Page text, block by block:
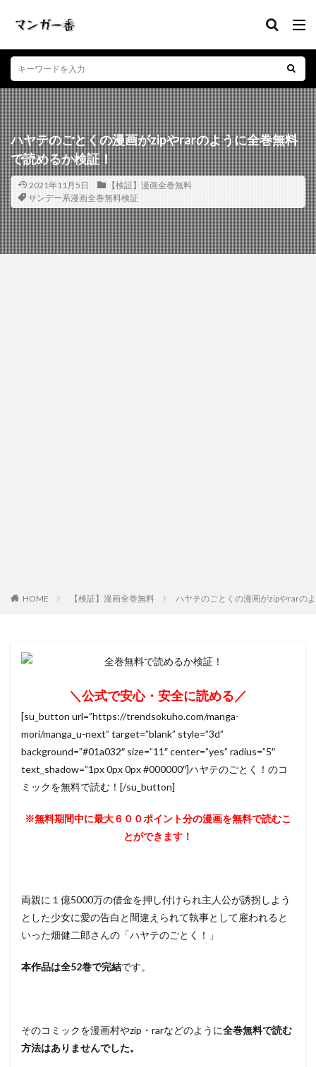
ハヤテのごとくの漫画がzipやrarのように全巻無料
で読めるか検証！
2021年11月5日
【検証】漫画全巻無料
サンデー系漫画全巻無料検証
HOME 【検証】漫画全巻無料 ハヤテのごとくの漫画がzipやrarの
＼公式で安心・安全に読める／
[su_button url=”https://trendsokuho.com/manga-
mori/manga_u-next” target=”blank” style=”3d”
background=”#01a032″ size=”11″ center=”yes” radius=”5″
text_shadow=”1px 0px 0px #000000″]ハヤテのごとく！のコ
ミックを無料で読む！[/su_button]
※無料期間中に最大６００ポイント分の漫画を無料で読むこ
とができます！
両親に１億5000万の借金を押し付けられ主人公が誘拐しよう
とした少女に愛の告白と間違えられて執事として雇われると
いった畑健二郎さんの「ハヤテのごとく！」
本作品は全52巻で完結です。
そのコミックを漫画村やzip・rarなどのように全巻無料で読む
方法はありませんでした。